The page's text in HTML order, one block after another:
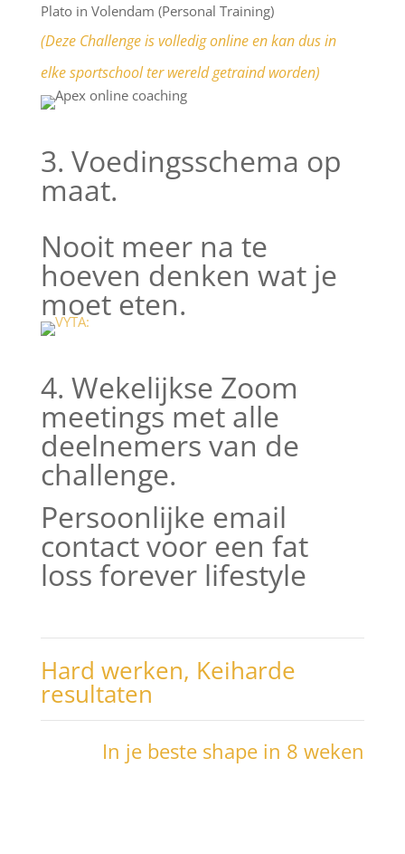
Plato in Volendam (Personal Training)
(Deze Challenge is volledig online en kan dus in
elke sportschool ter wereld getraind worden)
3. Voedingsschema op
maat.
Nooit meer na te
hoeven denken wat je
moet eten.
4. Wekelijkse Zoom
meetings met alle
deelnemers van de
challenge.
Persoonlijke email
contact voor een fat
loss forever lifestyle
Hard werken, Keiharde
resultaten
In je beste shape in 8 weken